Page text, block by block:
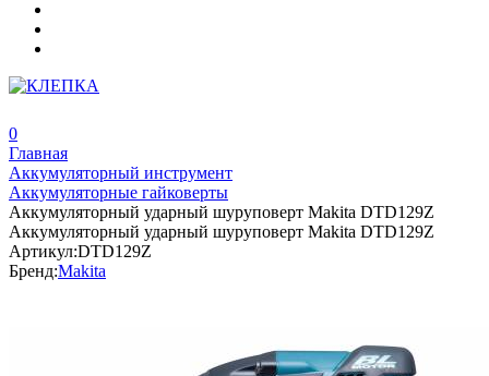
0
Главная
Аккумуляторный инструмент
Аккумуляторные гайковерты
Аккумуляторный ударный шуруповерт Makita DTD129Z
Аккумуляторный ударный шуруповерт Makita DTD129Z
Артикул:DTD129Z
Бренд:Makita